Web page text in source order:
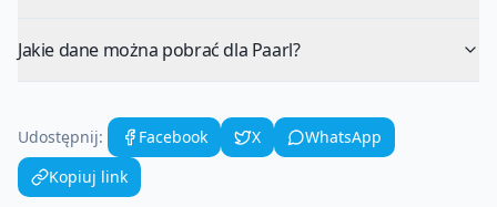
Jakie dane można pobrać dla Paarl?
Udostępnij: Facebook X
WhatsApp
Kopiuj link